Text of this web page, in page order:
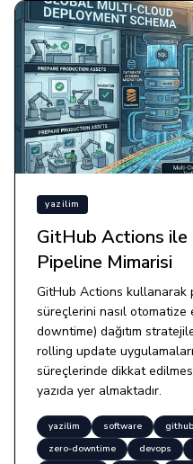
yazilim
GitHub Actions ile
Pipeline Mimarisi
GitHub Actions kullanarak
süreçlerini nasıl
downtime) dağıtım
rolling update
süreçlerinde dikkat
yazıda yer almaktadır.
yazilim software github
zero-downtime
devops